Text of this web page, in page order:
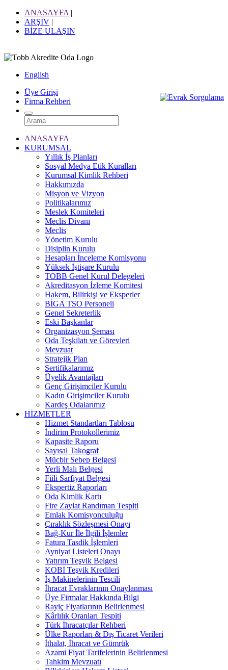
ANASAYFA |
ARŞİV |
BİZE ULAŞIN
English
Üye Girişi
Firma Rehberi
ANASAYFA
KURUMSAL
Yıllık İş Planları
Sosyal Medya Etik Kuralları
Kurumsal Kimlik Rehberi
Hakkımızda
Misyon ve Vizyon
Politikalarımız
Meslek Komiteleri
Meclis Divanı
Meclis
Yönetim Kurulu
Disiplin Kurulu
Hesapları İnceleme Komisyonu
Yüksek İştişare Kurulu
TOBB Genel Kurul Delegeleri
Akreditasyon İzleme Komitesi
Hakem, Bilirkişi ve Eksperler
BİGA TSO Personeli
Genel Sekreterlik
Eski Başkanlar
Organizasyon Şeması
Oda Teşkilatı ve Görevleri
Mevzuat
Stratejik Plan
Sertifikalarımız
Üyelik Avantajları
Genç Girişimciler Kurulu
Kadın Girişimciler Kurulu
Kardeş Odalarımız
HİZMETLER
Hizmet Standartları Tablosu
İndirim Protokollerimiz
Kapasite Raporu
Sayısal Takograf
Mücbir Sebep Belgesi
Yerli Malı Belgesi
Fiili Sarfiyat Belgesi
Ekspertiz Raporları
Oda Kimlik Kartı
Fire Zayiat Randıman Tespiti
Emlak Komisyonculuğu
Çıraklık Sözleşmesi Onayı
Bağ-Kur İle İlgili İşlemler
Fatura Tasdik İşlemleri
Ayniyat Listeleri Onayı
Yatırım Teşvik Belgesi
KOBİ Teşvik Kredileri
İş Makinelerinin Tescili
İhracat Evraklarının Onaylanması
Üye Firmalar Hakkında Bilgi
Rayiç Fiyatlarının Belirlenmesi
Kârlılık Oranları Tespiti
Türk İhracatçılar Rehberi
Ülke Raporları & Dış Ticaret Verileri
İthalat, İhracat ve Gümrük
Azami Fiyat Tarifelerinin Belirlenmesi
Tahkim Mevzuatı